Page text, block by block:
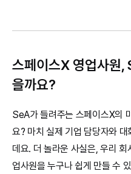
스페이스X 영업사원,
을까요?
SeA가 들려주는 스페이스X의
요? 마치 실제 기업 담당자와
데요. 더 놀라운 사실은, 우리
업사원을 누구나 쉽게 만들 수